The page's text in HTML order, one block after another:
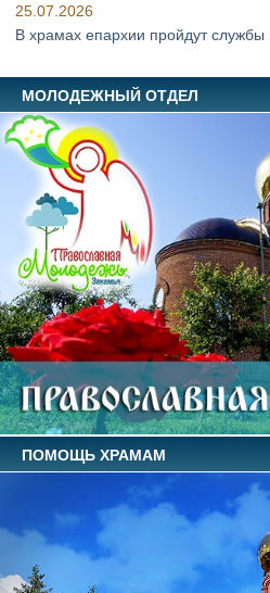
25.07.2026
В храмах епархии пройдут
МОЛОДЕЖНЫЙ ОТДЕЛ
ПОМОЩЬ ХРАМАМ